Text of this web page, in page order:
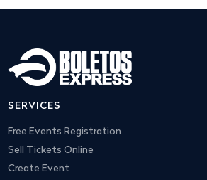
SERVICES
Free Events Registration
Sell Tickets Online
Create Event